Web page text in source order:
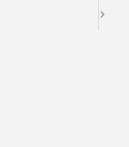
und
zunehmend an Bedeutung
an die neuen
Dieses Seminar
und neuen
an die hierzu
Inhalte sind u. a. RLT-
h-x-Diagramm, die
und die Entwicklung des
März in Dortmund und am 15.